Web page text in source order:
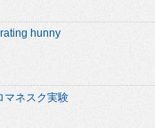
hunny
マネスク実験